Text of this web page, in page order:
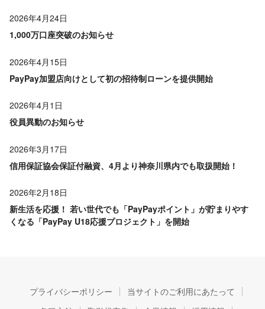
2026年4月24日
1,000万口座突破のお知らせ
2026年4月15日
PayPay加盟店向けとして初の招待制ローンを提供開始
2026年4月1日
役員異動のお知らせ
2026年3月17日
信用保証協会保証付融資、4月より神奈川県内でも取扱開始！
2026年2月18日
新生活を応援！ 若い世代でも「PayPayポイント」が貯まりやす
くなる「PayPay U18応援プロジェクト」を開始
プライバシーポリシー
当サイトのご利用にあたって